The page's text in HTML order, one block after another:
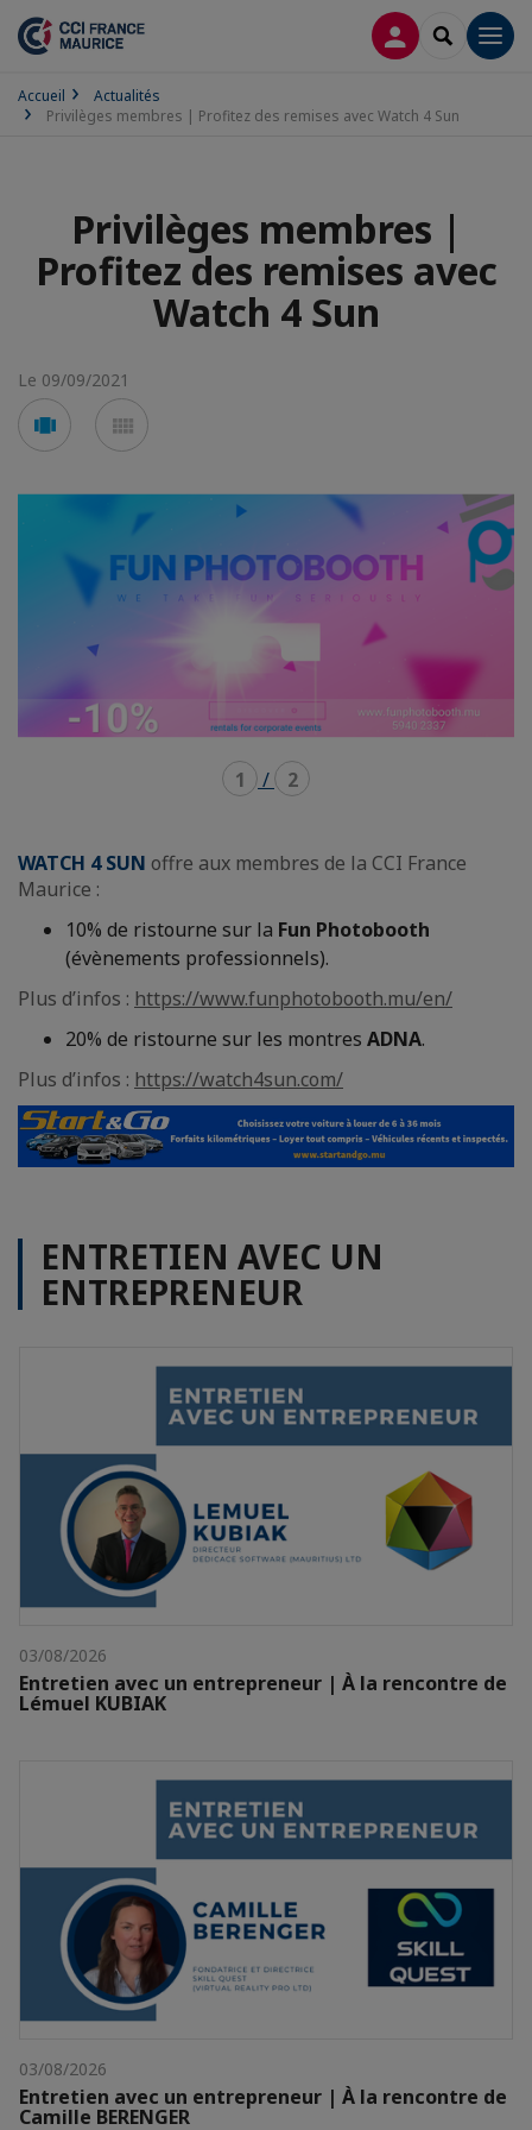
CONNEXION
Accueil
Actualités
Privilèges membres | Profitez des remises avec Watch 4 Sun
Privilèges membres |
Profitez des remises avec
Watch 4 Sun
Le 09/09/2021
Voir
en
carousel
en
mosaïque
1 / 2
WATCH 4 SUN offre aux membres de la CCI France
Maurice :
10% de ristourne sur la Fun Photobooth
(évènements professionnels).
Plus d’infos : https://www.funphotobooth.mu/en/
20% de ristourne sur les montres ADNA.
Plus d’infos : https://watch4sun.com/
ENTRETIEN AVEC UN
ENTREPRENEUR
03/08/2026
Entretien avec un entrepreneur | À la rencontre de
Lémuel KUBIAK
03/08/2026
Entretien avec un entrepreneur | À la rencontre de
Camille BERENGER